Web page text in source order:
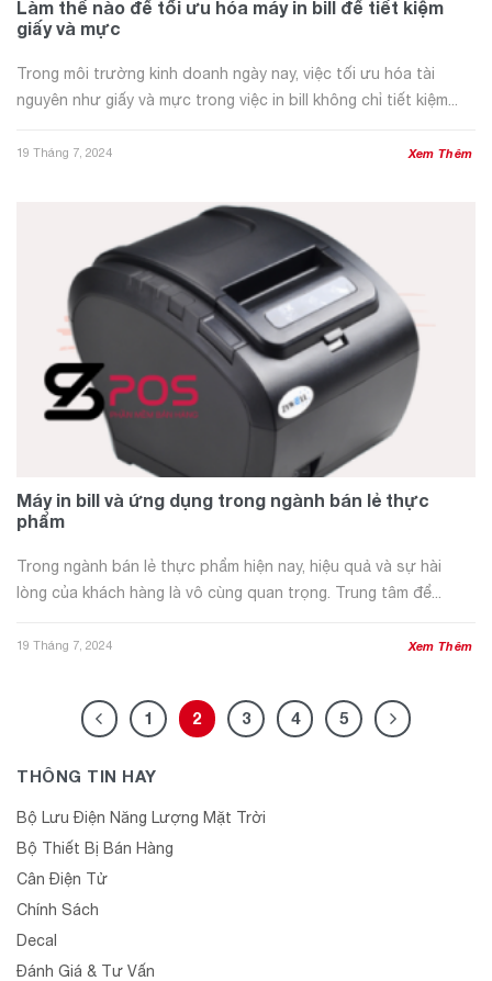
Làm thế nào để tối ưu hóa máy in bill để tiết kiệm
giấy và mực
19 Tháng 7, 2024
Trong môi trường kinh doanh ngày nay, việc tối ưu hóa tài
nguyên như giấy và mực trong việc in bill không chỉ tiết kiệm...
Xem Thêm
Máy in bill và ứng dụng trong ngành bán lẻ thực
phẩm
19 Tháng 7, 2024
Trong ngành bán lẻ thực phẩm hiện nay, hiệu quả và sự hài
lòng của khách hàng là vô cùng quan trọng. Trung tâm để...
Xem Thêm
1 2 3 4 5
THÔNG TIN HAY
Bộ Lưu Điện Năng Lượng Mặt Trời
Bộ Thiết Bị Bán Hàng
Cân Điện Tử
Chính Sách
Decal
Đánh Giá & Tư Vấn